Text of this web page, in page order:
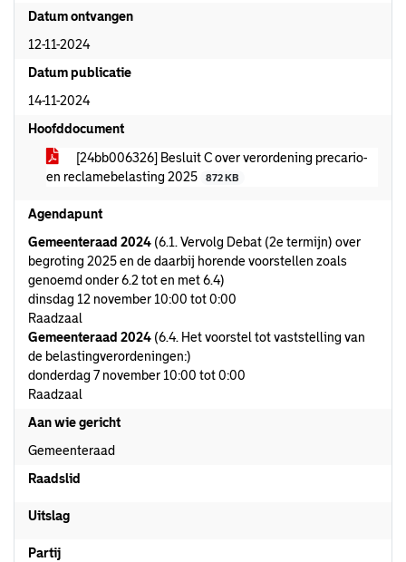
Datum ontvangen
12-11-2024
Datum publicatie
14-11-2024
Hoofddocument
[24bb006326] Besluit C over verordening precario-
en reclamebelasting 2025
872 KB
Agendapunt
Gemeenteraad 2024 (6.1. Vervolg Debat (2e termijn) over
begroting 2025 en de daarbij horende voorstellen zoals
genoemd onder 6.2 tot en met 6.4)
dinsdag 12 november 10:00 tot 0:00
Raadzaal
Gemeenteraad 2024 (6.4. Het voorstel tot vaststelling van
de belastingverordeningen:)
donderdag 7 november 10:00 tot 0:00
Raadzaal
Aan wie gericht
Gemeenteraad
Raadslid
Uitslag
Partij